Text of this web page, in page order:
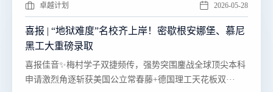
卓越计划 2026-05-28
喜报 | “地狱难度”名校齐上岸！密歇根安娜堡、慕尼
黑工大重磅录取
​​喜报佳音✨梅村学子双捷频传，强势突围鏖战全球顶尖本科
申请激烈角逐斩获美国公立常春藤+德国理工天花板双···